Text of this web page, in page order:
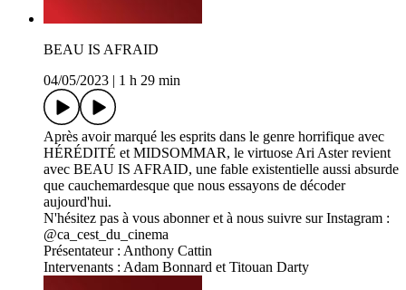
BEAU IS AFRAID
04/05/2023
1 h 29 min
Après avoir marqué les esprits dans le genre horrifique avec
HÉRÉDITÉ et MIDSOMMAR, le virtuose Ari Aster revient
avec BEAU IS AFRAID, une fable existentielle aussi absurde
que cauchemardesque que nous essayons de décoder
aujourd'hui.
N'hésitez pas à vous abonner et à nous suivre sur Instagram :
@ca_cest_du_cinema
Présentateur : Anthony Cattin
Intervenants : Adam Bonnard et Titouan Darty